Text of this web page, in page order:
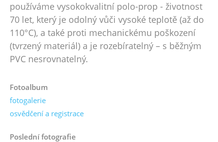
používáme vysokokvalitní polo-prop - životnost
70 let, který je odolný vůči vysoké teplotě (až do
110°C), a také proti mechanickému poškození
(tvrzený materiál) a je rozebíratelný – s běžným
PVC nesrovnatelný.
Fotoalbum
fotogalerie
osvědčení a registrace
Poslední fotografie